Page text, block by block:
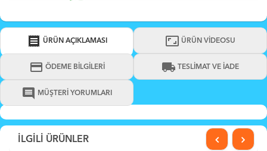
receipt ÜRÜN AÇIKLAMASI aspect_ratio ÜRÜN VİDEOSU
credit_card ÖDEME BİLGİLERİ local_shipping TESLİMAT VE İADE
comment MÜŞTERİ YORUMLARI
İLGİLİ ÜRÜNLER